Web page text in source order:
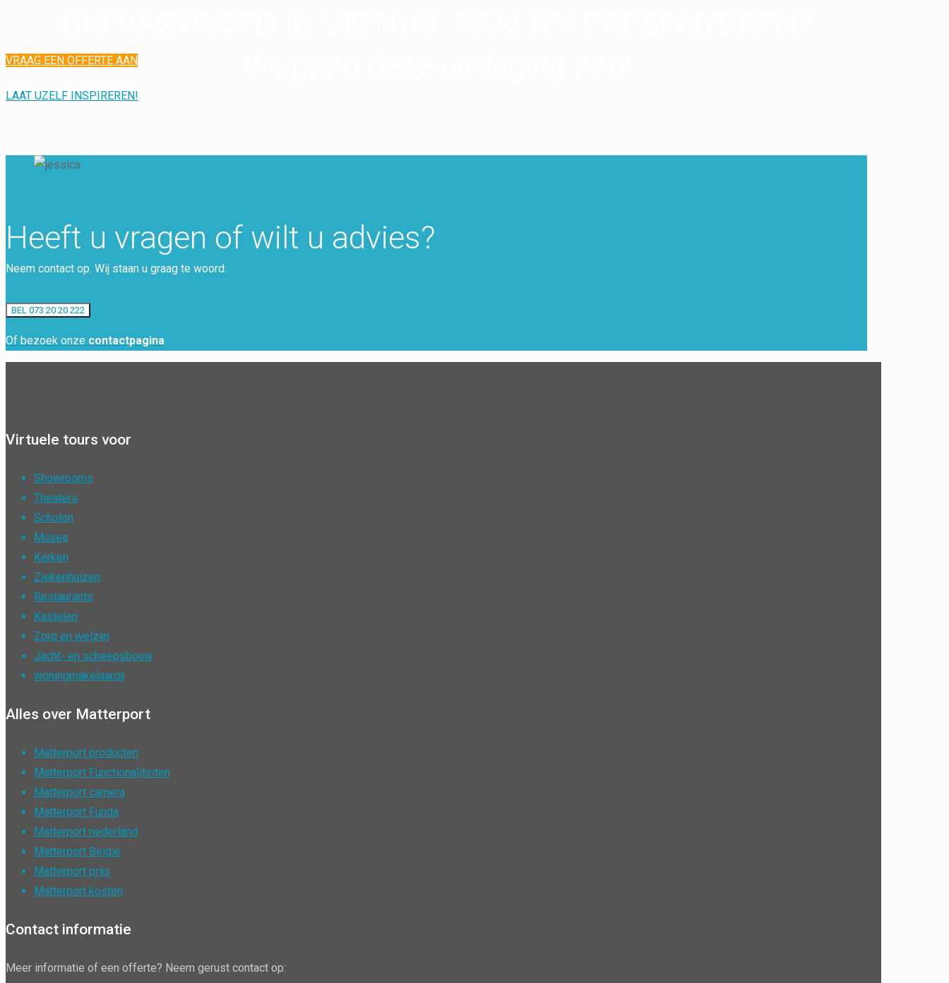
VRAAG EEN OFFERTE AAN
LAAT UZELF INSPIREREN!
Heeft u vragen of wilt u advies?
Neem contact op. Wij staan u graag te woord.
BEL 073 20 20 222
Of bezoek onze contactpagina
Virtuele tours voor
Showrooms
Theaters
Scholen
Musea
Kerken
Ziekenhuizen
Restaurants
Kastelen
Zorg en welzijn
Jacht- en scheepsbouw
woningmakelaardij
Alles over Matterport
Matterport producten
Matterport Functionaliteiten
Matterport camera
Matterport Funda
Matterport nederland
Matterport Belgie
Matterport prijs
Matterport kosten
Contact informatie
Meer informatie of een offerte? Neem gerust contact op: